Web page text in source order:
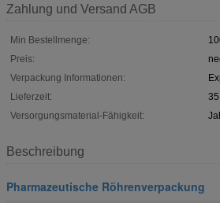
Zahlung und Versand AGB
Min Bestellmenge:
Preis:
Verpackung Informationen:
Lieferzeit:
Versorgungsmaterial-Fähigkeit:
Beschreibung
Pharmazeutische Röhrenverpackung